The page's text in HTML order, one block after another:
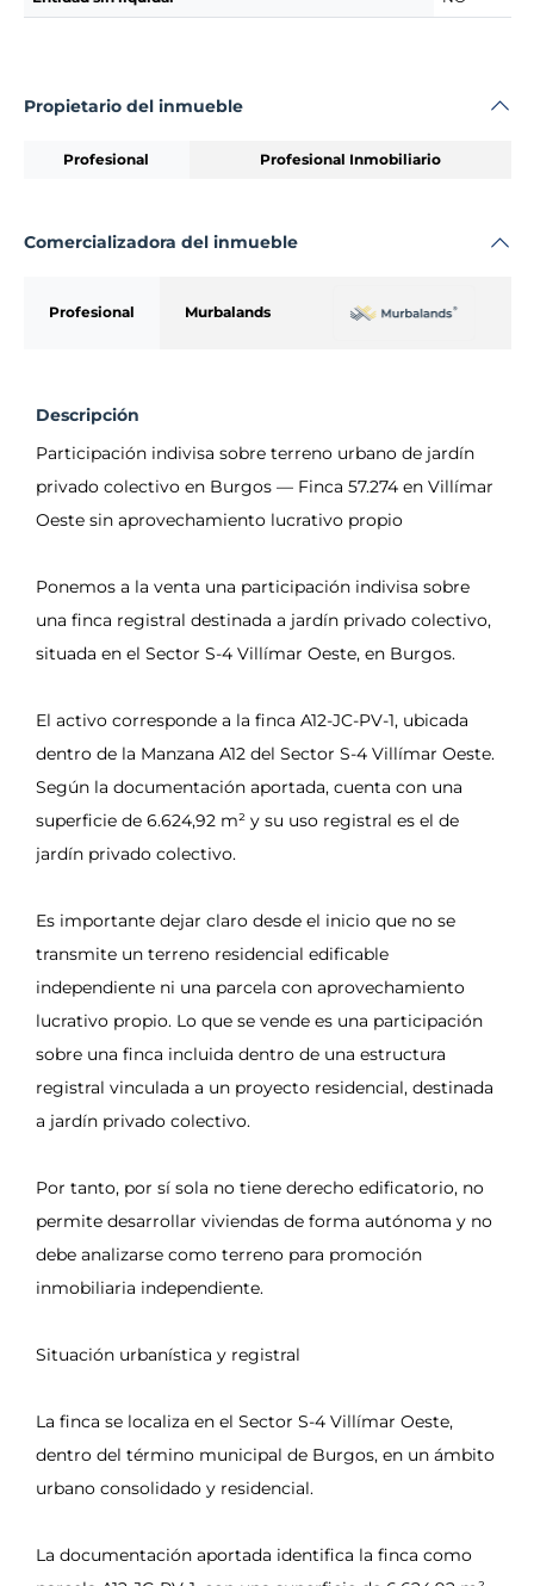
Propietario del inmueble
Profesional Profesional Inmobiliario
Comercializadora del inmueble
Profesional Murbalands
Descripción